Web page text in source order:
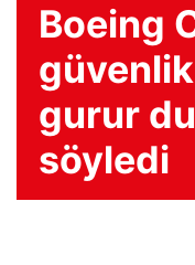
Boeing
gurur
söyledi